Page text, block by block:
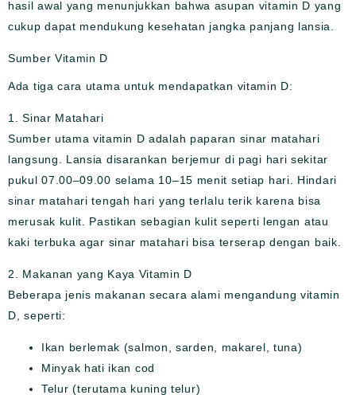
hasil awal yang menunjukkan bahwa asupan vitamin D yang
cukup dapat mendukung kesehatan jangka panjang lansia.
Sumber Vitamin D
Ada tiga cara utama untuk mendapatkan vitamin D:
1. Sinar Matahari
Sumber utama vitamin D adalah paparan sinar matahari
langsung. Lansia disarankan berjemur di pagi hari sekitar
pukul 07.00–09.00 selama 10–15 menit setiap hari. Hindari
sinar matahari tengah hari yang terlalu terik karena bisa
merusak kulit. Pastikan sebagian kulit seperti lengan atau
kaki terbuka agar sinar matahari bisa terserap dengan baik.
2. Makanan yang Kaya Vitamin D
Beberapa jenis makanan secara alami mengandung vitamin
D, seperti:
Ikan berlemak (salmon, sarden, makarel, tuna)
Minyak hati ikan cod
Telur (terutama kuning telur)